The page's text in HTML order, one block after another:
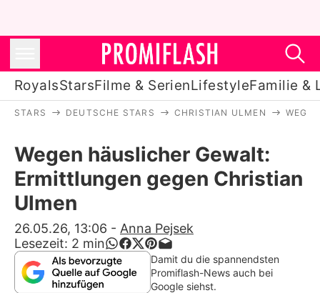
RoyalsStarsFilme & SerienLifestyleFamilie &
Stars
Filme & Serien
Lifestyle
Familie & Liebe
Promiflash Exklusiv
STARS DEUTSCHE STARS CHRISTIAN ULMEN
Wegen häuslicher Gewalt:
Ermittlungen gegen Christian
Ulmen
26.05.26, 13:06 - Anna Pejsek
Lesezeit: 2 min
Damit du die spannendsten
Promiflash-News auch bei
Google siehst.